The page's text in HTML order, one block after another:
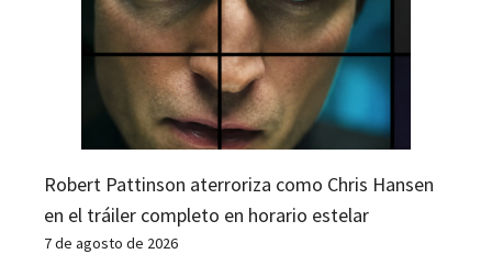
Robert Pattinson aterroriza como Chris Hansen
en el tráiler completo en horario estelar
7 de agosto de 2026